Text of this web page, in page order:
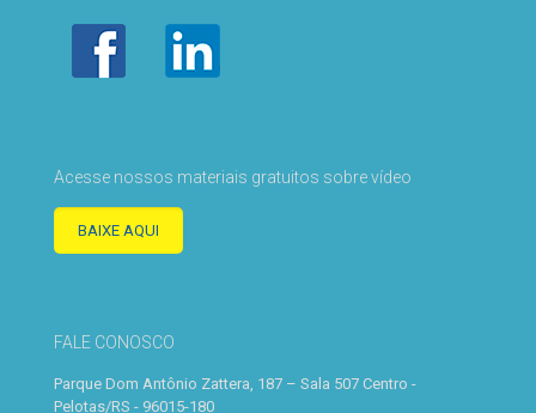
Acesse nossos materiais gratuitos sobre vídeo
BAIXE AQUI
FALE CONOSCO
Parque Dom Antônio Zattera, 187 – Sala 507 Centro -
Pelotas/RS - 96015-180